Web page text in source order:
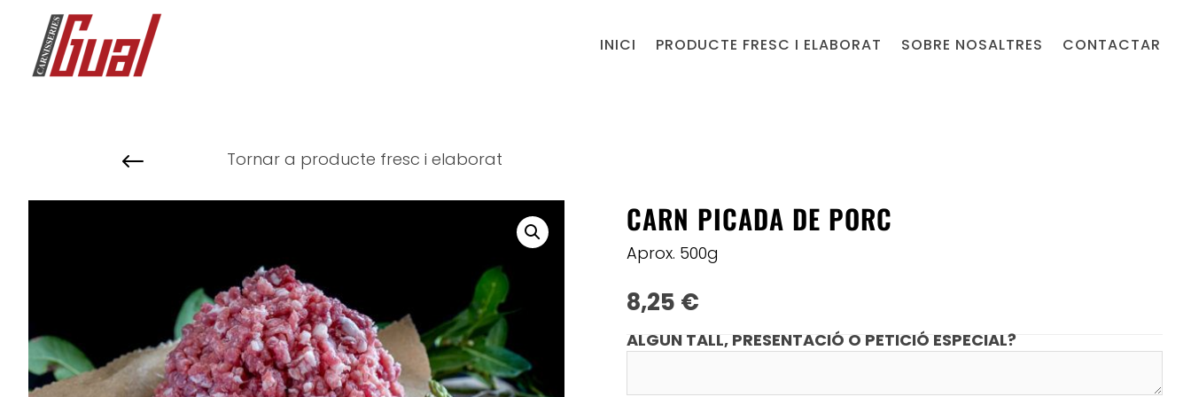
INICI PRODUCTE FRESC I ELABORAT SOBRE NOSALTRES CONTACTAR
# Tornar a producte fresc i elaborat
CARN PICADA DE PORC
Aprox. 500g
8,25 €
ALGUN TALL, PRESENTACIÓ O PETICIÓ ESPECIAL?